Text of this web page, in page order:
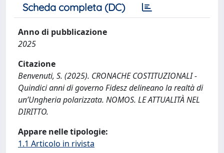
Scheda completa (DC)
Anno di pubblicazione
2025
Citazione
Benvenuti, S. (2025). CRONACHE COSTITUZIONALI -
Quindici anni di governo Fidesz delineano la realtà di
un’Ungheria polarizzata. NOMOS. LE ATTUALITÀ NEL
DIRITTO.
Appare nelle tipologie:
1.1 Articolo in rivista